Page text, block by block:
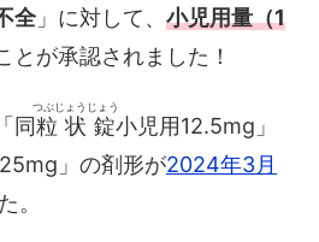
全」に対して、 小児用量（1
とが承認されました！
同粒状錠
つぶじょうじょう
小児用12.5mg」
」の剤形が2024年3月
。